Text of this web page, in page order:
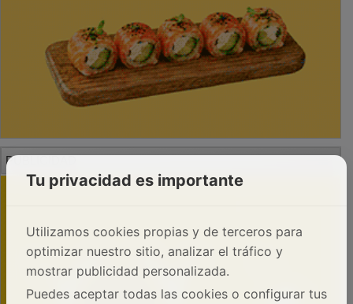
PUBLICIDAD
Tu privacidad es importante
Utilizamos cookies propias y de terceros para
optimizar nuestro sitio, analizar el tráfico y
mostrar publicidad personalizada.
Puedes aceptar todas las cookies o configurar tus